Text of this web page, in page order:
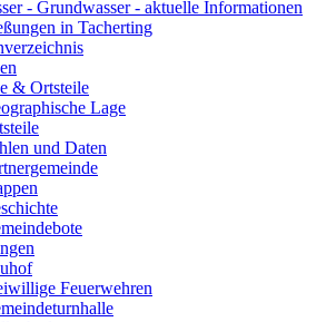
- Grundwasser - aktuelle Informationen
in Tacherting
& Ortsteile
Lage
und Daten
Feuerwehren